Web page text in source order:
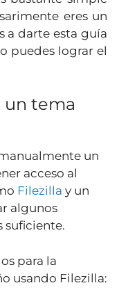
eres un
a darte esta guía
puedes lograr el
un tema
un
acceso al
Filezilla y un
algunos
suficiente.
para la
usando Filezilla: